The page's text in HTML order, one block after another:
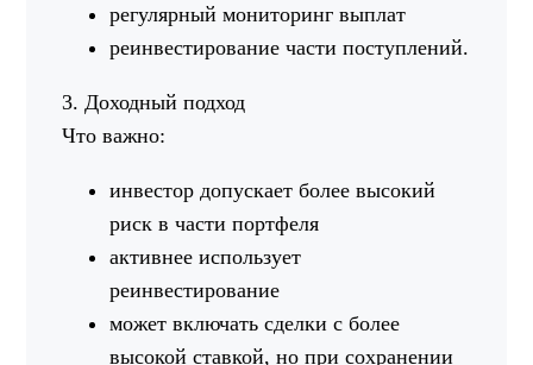
регулярный мониторинг выплат
реинвестирование части поступлений.
3. Доходный подход
Что важно:
инвестор допускает более высокий
риск в части портфеля
активнее использует
реинвестирование
может включать сделки с более
высокой ставкой, но при сохранении